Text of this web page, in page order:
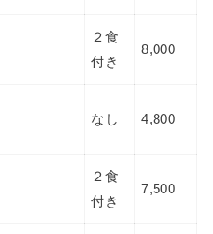
２食
付き
8,000
なし 4,800
２食
付き
7,500